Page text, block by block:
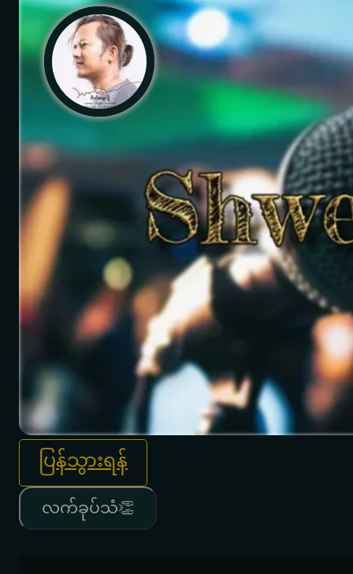
ပြန်သွားရန်
လက်ခုပ်သံ👏